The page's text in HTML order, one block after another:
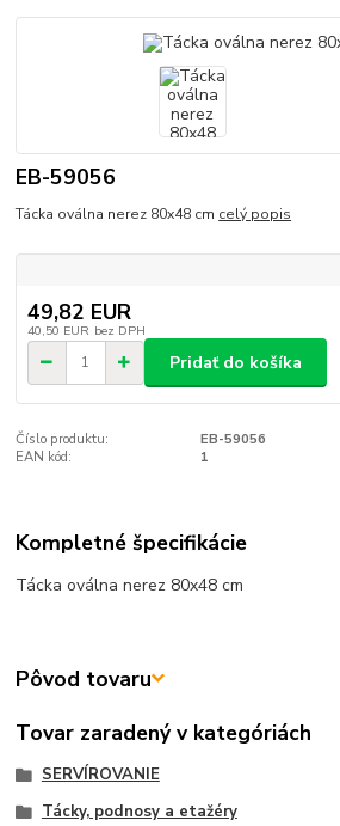
EB-59056
Tácka oválna nerez 80x48 cm celý popis
49,82 EUR
40,50 EUR bez DPH
Pridať do košíka
Číslo produktu:
EB-59056
EAN kód:
1
Kompletné špecifikácie
Tácka oválna nerez 80x48 cm
Pôvod tovaru
Tovar zaradený v kategóriách
SERVÍROVANIE
Tácky, podnosy a etažéry